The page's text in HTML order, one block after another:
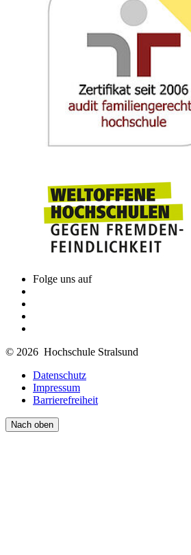
Folge uns auf
© 2026 Hochschule Stralsund
Datenschutz
Impressum
Barrierefreiheit
Nach oben